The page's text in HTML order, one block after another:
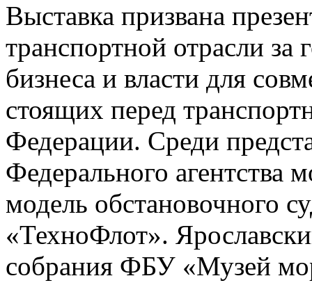
Выставка призвана
транспортной отрасли за
бизнеса и власти для
стоящих перед
Федерации. Среди
Федерального агентства
модель обстановочного
«ТехноФлот».
собрания ФБУ «Музей